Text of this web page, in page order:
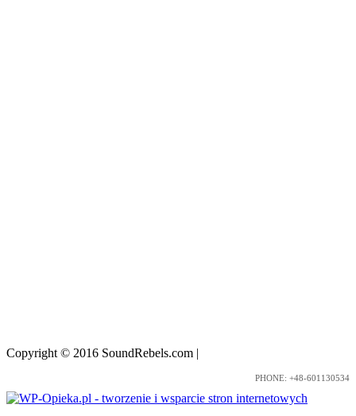
Copyright © 2016 SoundRebels.com |
PHONE: +48-601130534